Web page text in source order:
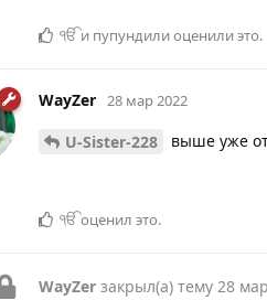
ੴи пупундилиоценили это.
WayZer 28 мар 2022
U-Sister-228 выше уже
ੴоценил это.
WayZer закрыл(а) тему 28